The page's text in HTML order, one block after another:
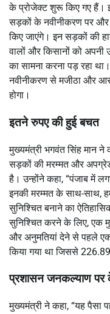
के प्रोजेक्ट शुरू किए गए हैं।
सड़कों के नवीनीकरण पर
किए जाएंगे। इन सड़कों की
वालों और किसानों को अपनी
का सामना करना पड़ रहा
नवीनीकरण से मजीठा और
होगा।
इतने रुपए की हुई बचत
मुख्यमंत्री भगवंत सिंह मान ने
सड़कों की मरम्मत और
है। उन्होंने कहा, “पंजाब में
इनकी मरम्मत के साथ-साथ,
सुनिश्चित बनाने का
सुनिश्चित करने के लिए, एक
और अनुमतियां देने से पहले एक
किया गया था जिससे
प्रशासन जनकल्याण पर
मुख्यमंत्री ने कहा, “यह पैसा